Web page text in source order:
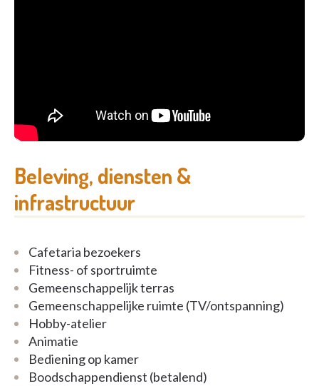
Beleving, diensten &
infrastructuur
Cafetaria bezoekers
Fitness- of sportruimte
Gemeenschappelijk terras
Gemeenschappelijke ruimte (TV/ontspanning)
Hobby-atelier
Animatie
Bediening op kamer
Boodschappendienst (betalend)